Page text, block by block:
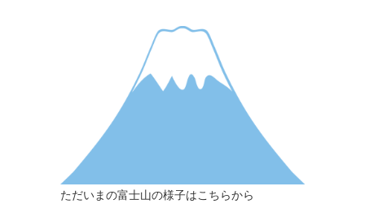
ただいまの富士山の様子はこちらから